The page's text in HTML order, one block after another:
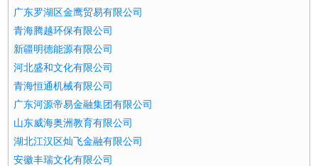
广东罗湖区金鹰贸易有限公司
青海腾越环保有限公司
新疆明德能源有限公司
河北盛和文化有限公司
青海恒通机械有限公司
广东河源帝易金融集团有限公司
山东威海奥洲教育有限公司
湖北江汉区灿飞金融有限公司
安徽丰瑞文化有限公司